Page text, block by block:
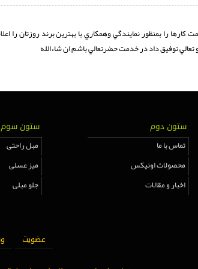
تعالي توفيق داد در خدمت حضرتعالي باشم ان شاءالله
ستون دوم
تماس با ما
محصولات اونیکس
اخبار و مقالات
ستون سوم
مبل راحتی
میز عسلی
جلو مبلی
عضویت